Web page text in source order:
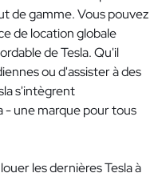
de gamme. Vous pouvez
de location globale
de Tesla. Qu'il
ou d'assister à des
s'intègrent
- une marque pour tous
les dernières Tesla à